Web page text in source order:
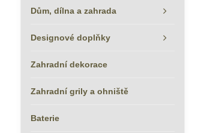
Dům, dílna a zahrada
Designové doplňky
Zahradní dekorace
Zahradní grily a ohniště
Baterie